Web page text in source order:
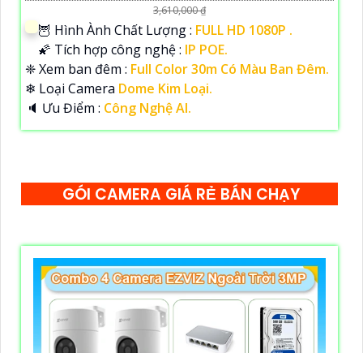
3,610,000 ₫
🦉 Hình Ành Chất Lượng : FULL HD 1080P .
🌠 Tích hợp công nghệ : IP POE.
❈ Xem ban đêm : Full Color 30m Có Màu Ban Đêm.
❄ Loại Camera Dome Kim Loại.
️🔈 Ưu Điểm : Công Nghệ AI.
GÓI CAMERA GIÁ RẺ BÁN CHẠY